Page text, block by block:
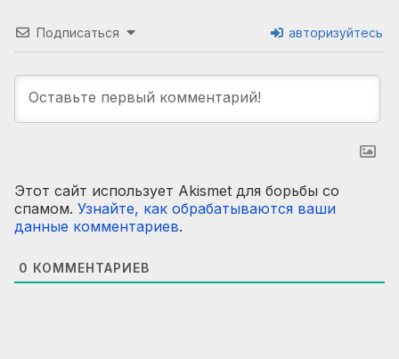
Подписаться авторизуйтесь
Этот сайт использует Akismet для борьбы со
спамом. Узнайте, как обрабатываются ваши
данные комментариев.
0 КОММЕНТАРИЕВ